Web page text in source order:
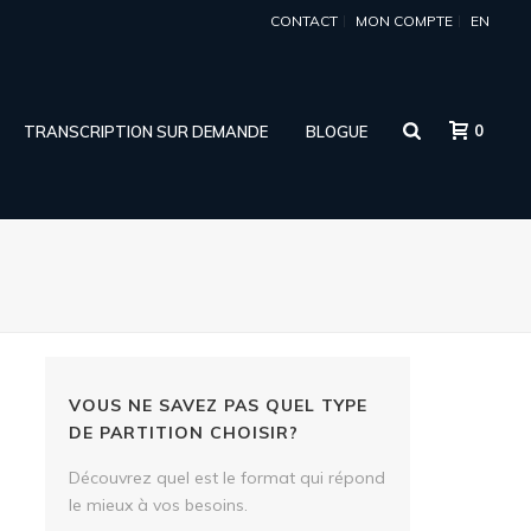
CONTACT MON COMPTE EN
TRANSCRIPTION SUR DEMANDE BLOGUE 0
VOUS NE SAVEZ PAS QUEL TYPE
DE PARTITION CHOISIR?
Découvrez quel est le format qui répond
le mieux à vos besoins.